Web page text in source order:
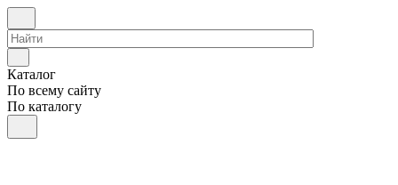
Каталог
По всему сайту
По каталогу